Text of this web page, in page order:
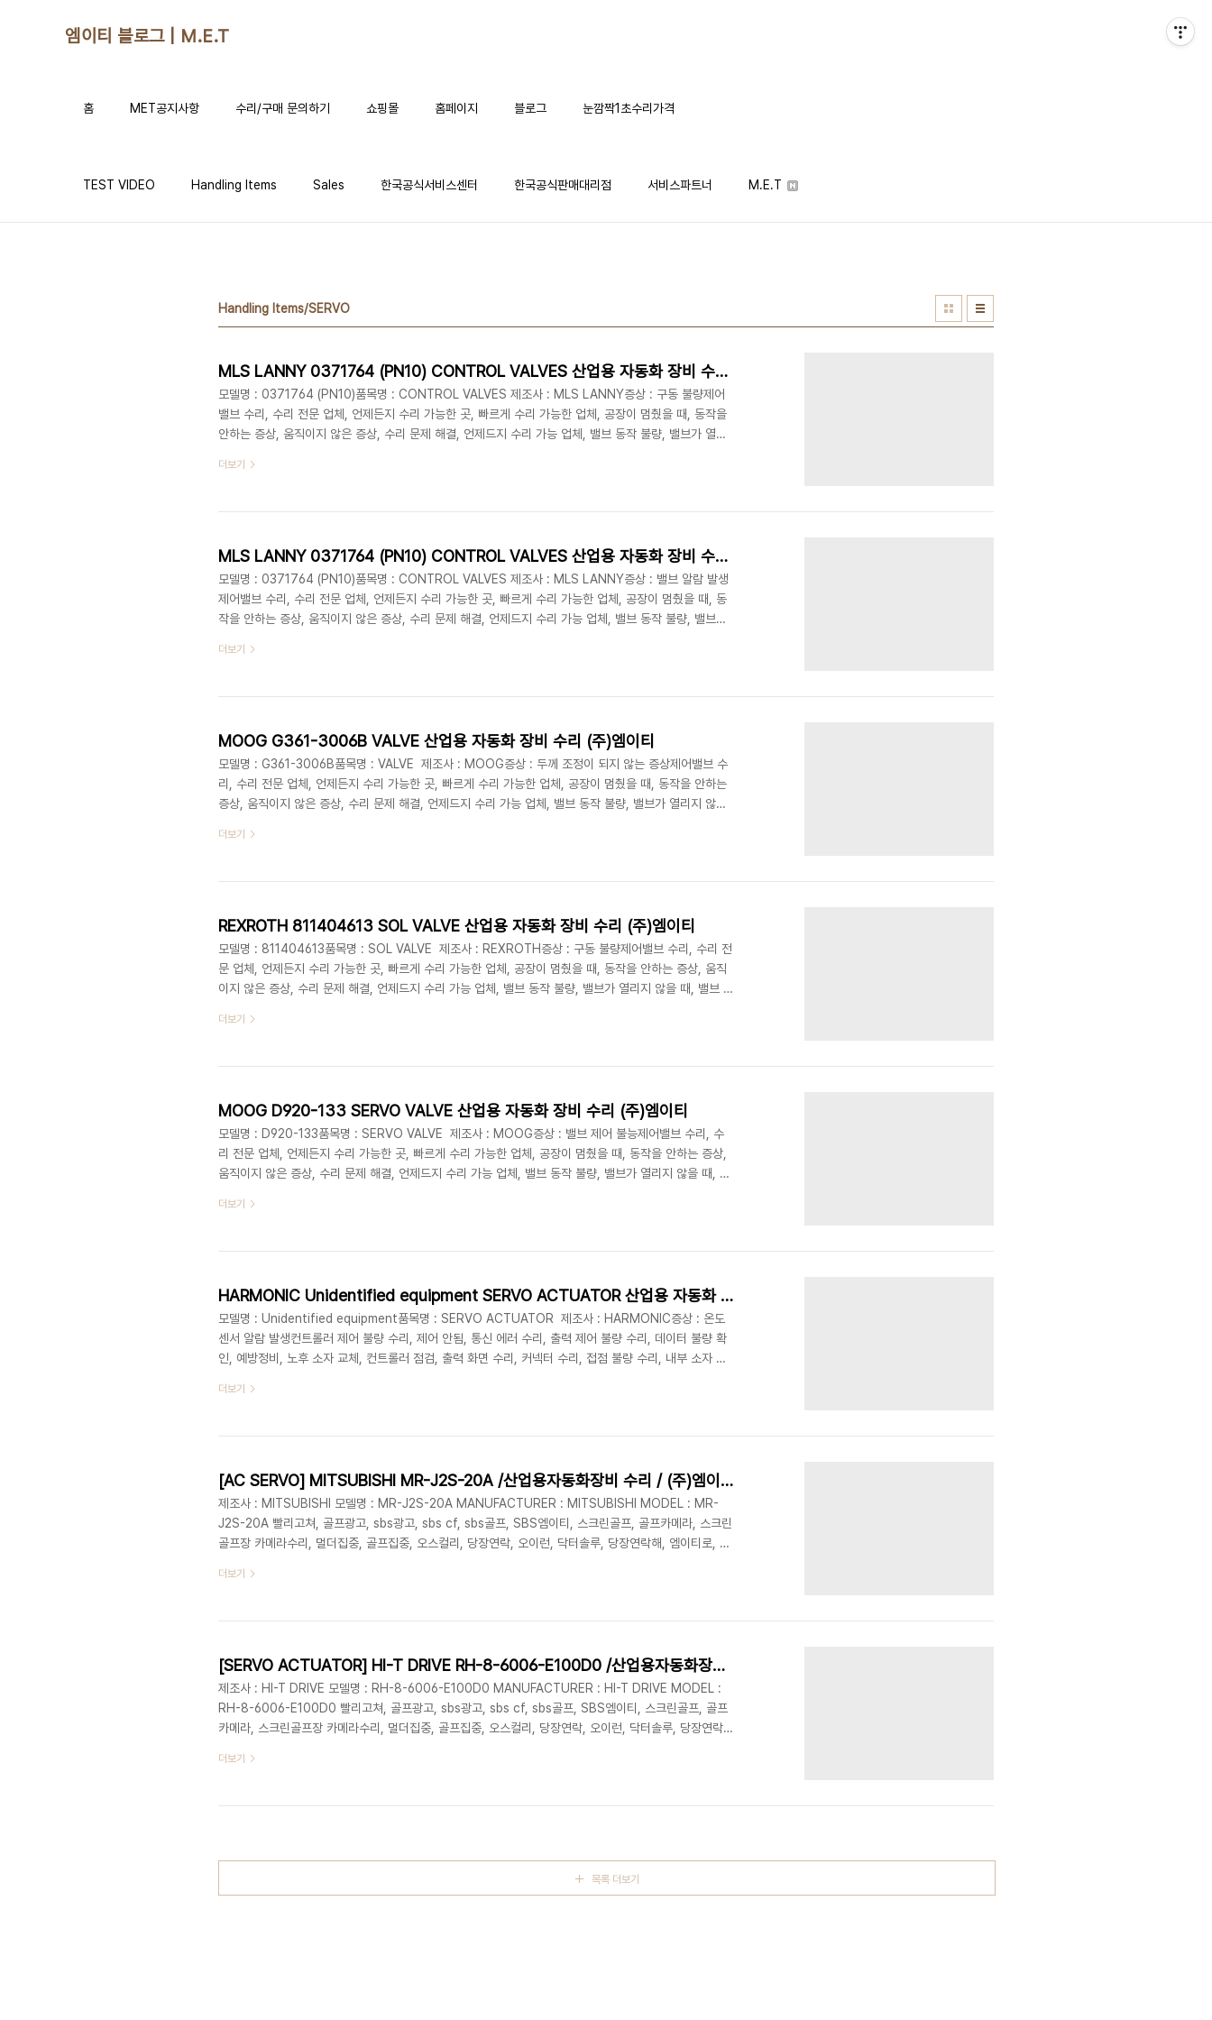
엠이티 블로그 | M.E.T
홈 MET공지사항 수리/구매 문의하기 쇼핑몰 홈페이지 블로그 눈깜짝1초수리가격
TEST VIDEO Handling Items Sales 한국공식서비스센터 한국공식판매대리점 서비스파트너 M.E.T
Handling Items/SERVO
MLS LANNY 0371764 (PN10) CONTROL VALVES 산업용 자동화 장비 수리 (주)엠이티
모델명 : 0371764 (PN10)품목명 : CONTROL VALVES 제조사 : MLS LANNY증상 : 구동 불량제어
밸브 수리, 수리 전문 업체, 언제든지 수리 가능한 곳, 빠르게 수리 가능한 업체, 공장이 멈췄을 때, 동작을
안하는 증상, 움직이지 않은 증상, 수리 문제 해결, 언제드지 수리 가능 업체, 밸브 동작 불량, 밸브가 열리
식 수리MET 홈페이지 : https://met.kr/mainMET 대표전화 : 1670-8257MET 쇼핑몰 :
전..
더보기
MLS LANNY 0371764 (PN10) CONTROL VALVES 산업용 자동화 장비 수리 (주)엠이티
모델명 : 0371764 (PN10)품목명 : CONTROL VALVES 제조사 : MLS LANNY증상 : 밸브 알람 발생
제어밸브 수리, 수리 전문 업체, 언제든지 수리 가능한 곳, 빠르게 수리 가능한 업체, 공장이 멈췄을 때, 동
작을 안하는 증상, 움직이지 않은 증상, 수리 문제 해결, 언제드지 수리 가능 업체, 밸브 동작 불량, 밸브가
브 부식 수리1670-8257MET 대전 수리 업체 엠이티 (주)엠이티빨리 고쳐met 빨리고쳐 인버터 빨리고
검 장비긴급처방 긴급복구 생산설비공장 산업용 ..
더보기
MOOG G361-3006B VALVE 산업용 자동화 장비 수리 (주)엠이티
모델명 : G361-3006B품목명 : VALVE 제조사 : MOOG증상 : 두께 조정이 되지 않는 증상제어밸브 수
리, 수리 전문 업체, 언제든지 수리 가능한 곳, 빠르게 수리 가능한 업체, 공장이 멈췄을 때, 동작을 안하는
증상, 움직이지 않은 증상, 수리 문제 해결, 언제드지 수리 가능 업체, 밸브 동작 불량, 밸브가 열리지 않을
1670-8257MET 대전 수리 업체 엠이티 (주)엠이티빨리 고쳐met 빨리고쳐 인버터 빨리고쳐 PLC 빨리
처방 긴급복구 생산설비공장 산업용 자동화 장비 수리, ..
더보기
REXROTH 811404613 SOL VALVE 산업용 자동화 장비 수리 (주)엠이티
모델명 : 811404613품목명 : SOL VALVE 제조사 : REXROTH증상 : 구동 불량제어밸브 수리, 수리 전
문 업체, 언제든지 수리 가능한 곳, 빠르게 수리 가능한 업체, 공장이 멈췄을 때, 동작을 안하는 증상, 움직
이지 않은 증상, 수리 문제 해결, 언제드지 수리 가능 업체, 밸브 동작 불량, 밸브가 열리지 않을 때, 밸브 구
8257MET 대전 수리 업체 엠이티 (주)엠이티빨리 고쳐met 빨리고쳐 인버터 빨리고쳐 PLC 빨리고쳐 기
급복구 생산설비공장 산업용 자동화 장비 수리, 긴급 수..
더보기
MOOG D920-133 SERVO VALVE 산업용 자동화 장비 수리 (주)엠이티
모델명 : D920-133품목명 : SERVO VALVE 제조사 : MOOG증상 : 밸브 제어 불능제어밸브 수리, 수
리 전문 업체, 언제든지 수리 가능한 곳, 빠르게 수리 가능한 업체, 공장이 멈췄을 때, 동작을 안하는 증상,
움직이지 않은 증상, 수리 문제 해결, 언제드지 수리 가능 업체, 밸브 동작 불량, 밸브가 열리지 않을 때, 밸
8257MET 대전 수리 업체 엠이티 (주)엠이티빨리 고쳐met 빨리고쳐 인버터 빨리고쳐 PLC 빨리고쳐 기
급복구 생산설비공장 침수, 침수 설비, 침수 기계, ..
더보기
HARMONIC Unidentified equipment SERVO ACTUATOR 산업용 자동화 장비 수리 (주)엠이티
모델명 : Unidentified equipment품목명 : SERVO ACTUATOR 제조사 : HARMONIC증상 : 온도
센서 알람 발생컨트롤러 제어 불량 수리, 제어 안됨, 통신 에러 수리, 출력 제어 불량 수리, 데이터 불량 확
인, 예방정비, 노후 소자 교체, 컨트롤러 점검, 출력 화면 수리, 커넥터 수리, 접점 불량 수리, 내부 소자 점
인, 세그먼트 수리 1670-8257MET 대전 수리 업체 엠이티 (주)엠이티빨리 고쳐met 빨리고쳐 인버터 빨
급전검 장비긴급처방 긴급복구 생산설비공..
더보기
[AC SERVO] MITSUBISHI MR-J2S-20A /산업용자동화장비 수리 / (주)엠이티 /
제조사 : MITSUBISHI 모델명 : MR-J2S-20A MANUFACTURER : MITSUBISHI MODEL : MR-
J2S-20A 빨리고쳐, 골프광고, sbs광고, sbs cf, sbs골프, SBS엠이티, 스크린골프, 골프카메라, 스크린
골프장 카메라수리, 멀더집중, 골프집중, 오스컬리, 당장연락, 오이런, 닥터솔루, 당장연락해, 엠이티로, 수
PLC빨리고쳐, MET빨리고쳐, 광고대사 멀더, 멀더 스칼렛, 골프모든것수리, 골프엠이티, 골프수리 met,
고장, 골프장카트기수리 , 스크린골프수..
더보기
[SERVO ACTUATOR] HI-T DRIVE RH-8-6006-E100D0 /산업용자동화장비 수리 / (주)엠이티 /
제조사 : HI-T DRIVE 모델명 : RH-8-6006-E100D0 MANUFACTURER : HI-T DRIVE MODEL :
RH-8-6006-E100D0 빨리고쳐, 골프광고, sbs광고, sbs cf, sbs골프, SBS엠이티, 스크린골프, 골프
카메라, 스크린골프장 카메라수리, 멀더집중, 골프집중, 오스컬리, 당장연락, 오이런, 닥터솔루, 당장연락
리고쳐 MET, PLC빨리고쳐, MET빨리고쳐, 광고대사 멀더, 멀더 스칼렛, 골프모든것수리, 골프엠이티, 골
라, 스크린골프고장, 골프장카트..
더보기
목록 더보기